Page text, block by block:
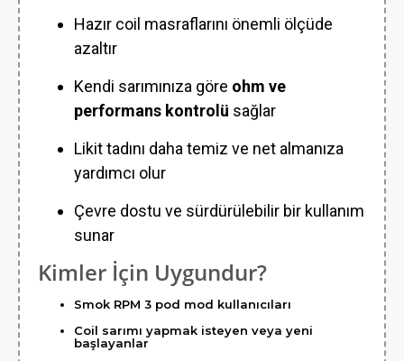
Hazır coil masraflarını önemli ölçüde
azaltır
Kendi sarımınıza göre ohm ve
performans kontrolü sağlar
Likit tadını daha temiz ve net almanıza
yardımcı olur
Çevre dostu ve sürdürülebilir bir kullanım
sunar
Kimler İçin Uygundur?
Smok RPM 3 pod mod kullanıcıları
Coil sarımı yapmak isteyen veya yeni
başlayanlar